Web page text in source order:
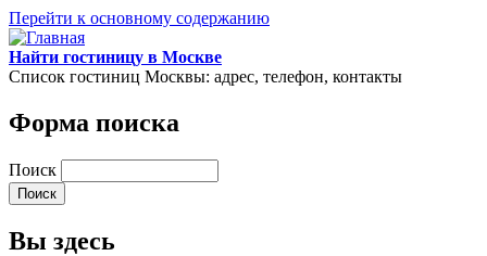
Перейти к основному содержанию
Найти гостиницу в Москве
Список гостиниц Москвы: адрес, телефон, контакты
Форма поиска
Поиск
Вы здесь